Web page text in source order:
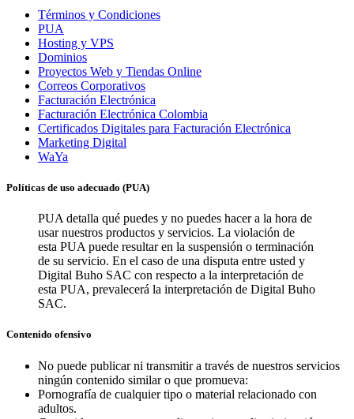
Términos y Condiciones
PUA
Hosting y VPS
Dominios
Proyectos Web y Tiendas Online
Correos Corporativos
Facturación Electrónica
Facturación Electrónica Colombia
Certificados Digitales para Facturación Electrónica
Marketing Digital
WaYa
Políticas de uso adecuado (PUA)
PUA detalla qué puedes y no puedes hacer a la hora de
usar nuestros productos y servicios. La violación de
esta PUA puede resultar en la suspensión o terminación
de su servicio. En el caso de una disputa entre usted y
Digital Buho SAC con respecto a la interpretación de
esta PUA, prevalecerá la interpretación de Digital Buho
SAC.
Contenido ofensivo
No puede publicar ni transmitir a través de nuestros servicios
ningún contenido similar o que promueva:
Pornografía de cualquier tipo o material relacionado con
adultos.